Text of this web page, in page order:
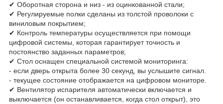
✔ Оборотная сторона и низ - из оцинкованной стали;
✔ Регулируемые полки сделаны из толстой проволоки с
виниловым покрытием;
✔ Контроль температуры осуществляется при помощи
цифровой системы, которая гарантирует точность и
постоянство заданных параметров;
✔ Стол оснащен специальной системой мониторинга:
- если дверь открыта более 30 секунд, вы услышите сигнал.
- текущее состояние отображается на цифровом мониторе.
✔ Вентилятор испарителя автоматически включается и
выключается (он останавливается, когда стол открыт), это